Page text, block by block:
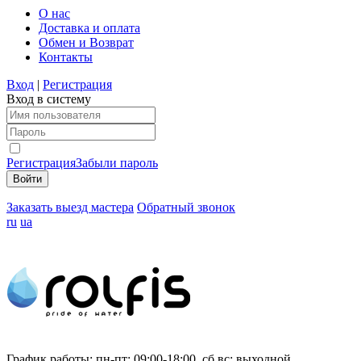
О нас
Доставка и оплата
Обмен и Возврат
Контакты
Вход | Регистрация
Вход в систему
РегистрацияЗабыли пароль
Заказать выезд мастера Обратный звонок
ru ua